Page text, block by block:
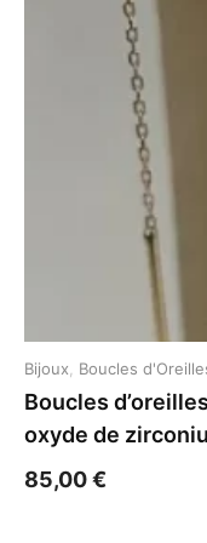
Bijoux Boucles
Boucles
oxyde de
85,00€